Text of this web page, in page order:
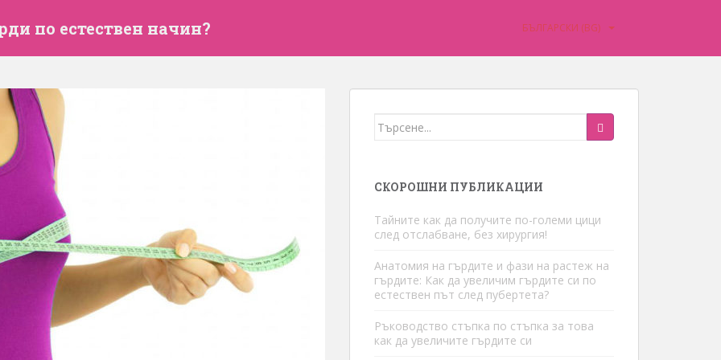
по естествен начин? БЪЛГАРСКИ (BG)
Търся:
СКОРОШНИ ПУБЛИКАЦИИ
Тайните как да получите по-големи цици
след отслабване, без хирургия!
Анатомия на гърдите и фази на растеж на
гърдите: Как да увеличим гърдите си по
естествен път след пубертета?
Ръководство стъпка по стъпка за това
как да увеличите гърдите си